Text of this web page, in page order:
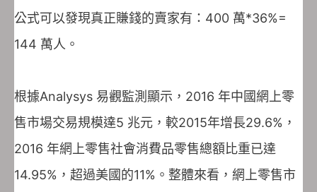
公式可以發現真正賺錢的賣家有：400 萬*36%=
144 萬人。
根據Analysys 易觀監測顯示，2016 年中國網上零
售市場交易規模達5 兆元，較2015年增長29.6%，
2016 年網上零售社會消費品零售總額比重已達
14.95%，超過美國的11%。整體來看，網上零售市